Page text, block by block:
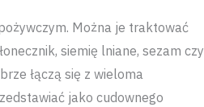
Można je traktować
siemię lniane, sezam czy
łączą się z wieloma
jako cudownego